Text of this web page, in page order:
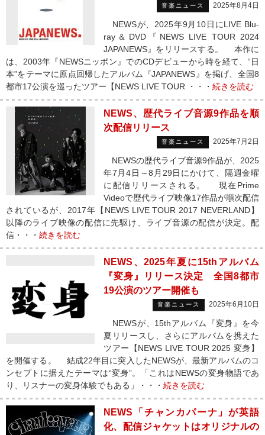
音楽ニュース 2025年8月4日
NEWSが、2025年9月10日にLIVE Blu-
ray＆DVD『NEWS LIVE TOUR 2024
JAPANEWS』をリリースする。 本作に
は、2003年『NEWSニッポン』でのCDデビューから時を経て、“日
本”をテーマに原点回帰したアルバム『JAPANEWS』を掲げ、全国8
都市17公演を巡ったツアー【NEWS LIVE TOUR ・・・ 続きを読む
NEWS、歴代ライブ音源9作品を順
次配信リリース
音楽ニュース 2025年7月2日
NEWSの歴代ライブ音源9作品が、2025
年7月4日～8月29日にかけて、隔週金曜
に配信リリースされる。 現在Prime
Videoで歴代ライブ映像17作品が順次配信
されているが、2017年【NEWS LIVE TOUR 2017 NEVERLAND】
以降のライブ映像の配信に先駆け、ライブ音源の配信が決定。配
信・・・ 続きを読む
NEWS、2025年夏に15thアルバム
『変身』リリース決定 全国8都市
19公演のツアー開催も
音楽ニュース 2025年6月10日
NEWSが、15thアルバム『変身』を今
夏リリースし、さらにアルバムを携えた
ツアー【NEWS LIVE TOUR 2025 変身】
を開催する。 結成22年目に突入したNEWSが、最新アルバムのコ
ンセプトに据えたテーマは“変身”。「これはNEWSの変身物語であ
り、リスナーの変身体験でもある」・・・ 続きを読む
NEWS「チャンカパーナ」が英語
化、配信ジャケットはオリジナルの